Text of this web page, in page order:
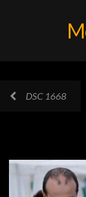
DSC 1668